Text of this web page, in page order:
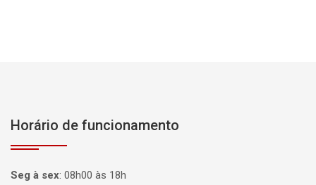
Horário de funcionamento
Seg à sex: 08h00 às 18h